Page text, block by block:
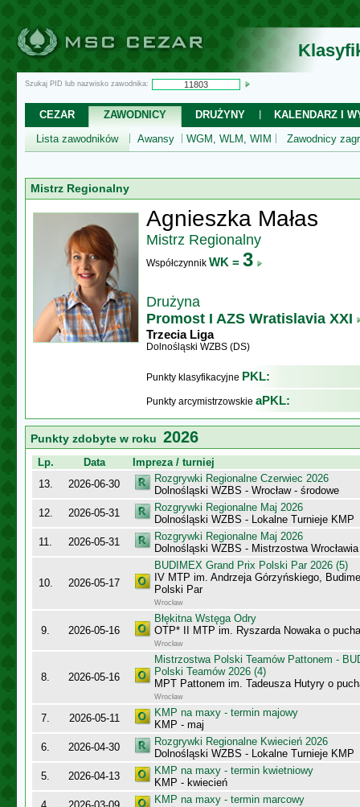
Szukaj PID lub nazwisko zawodnika:
CEZAR ZAWODNICY DRUŻYNY
KALENDARZ I
Lista zawodników
Awansy WGM, WLM, WIM Zawodnicy
Mistrz Regionalny
Agnieszka Małas
Mistrz Regionalny
Współczynnik WK = 3
Drużyna
Promost I AZS Wratislavia XXI
Trzecia Liga
Dolnośląski WZBS (DS)
Punkty klasyfikacyjne PKL:
Punkty arcymistrzowskie aPKL:
Punkty zdobyte w roku 2026
Lp. Data
Impreza / turniej
13.
2026-06-30
Rozgrywki Regionalne Czerwiec 2026
Dolnośląski WZBS - Wrocław - środowe
12.
2026-05-31
Rozgrywki Regionalne Maj 2026
Dolnośląski WZBS - Lokalne Turnieje KMP
11.
2026-05-31
Rozgrywki Regionalne Maj 2026
Dolnośląski WZBS - Mistrzostwa
10. 2026-05-17
BUDIMEX Grand Prix Polski Par 2026 (5)
IV MTP im. Andrzeja Górzyńskiego,
Polski Par
Wrocław
9. 2026-05-16
Błękitna Wstęga Odry
OTP* II MTP im. Ryszarda Nowaka o
Wrocław
8. 2026-05-16
Mistrzostwa Polski Teamów Pattonem -
Polski Teamów 2026 (4)
MPT Pattonem im. Tadeusza Hutyry o
Wrocław
7. 2026-05-11
KMP na maxy - termin majowy
KMP - maj
6.
2026-04-30
Rozgrywki Regionalne Kwiecień 2026
Dolnośląski WZBS - Lokalne Turnieje KMP
5.
2026-04-13
KMP na maxy - termin kwietniowy
KMP - kwiecień
KMP na maxy - termin marcowy